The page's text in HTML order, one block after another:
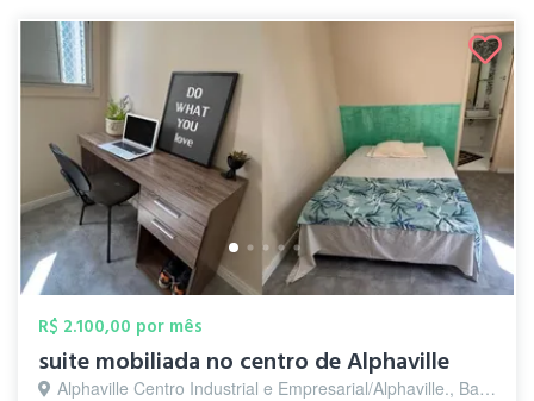
R$ 2.100,00 por mês
suite mobiliada no centro de Alphaville
Alphaville Centro Industrial e Empresarial/Alphaville., Barueri - SP